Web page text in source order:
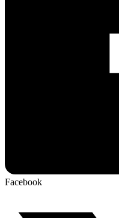
Facebook